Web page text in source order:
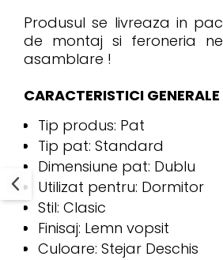
Produsul se livreaza in
de montaj si feroneria
asamblare !
CARACTERISTICI GENERALE
Tip produs: Pat
Tip pat: Standard
Dimensiune pat: Dublu
Utilizat pentru: Dormitor
Stil: Clasic
Finisaj: Lemn vopsit
Culoare: Stejar Deschis